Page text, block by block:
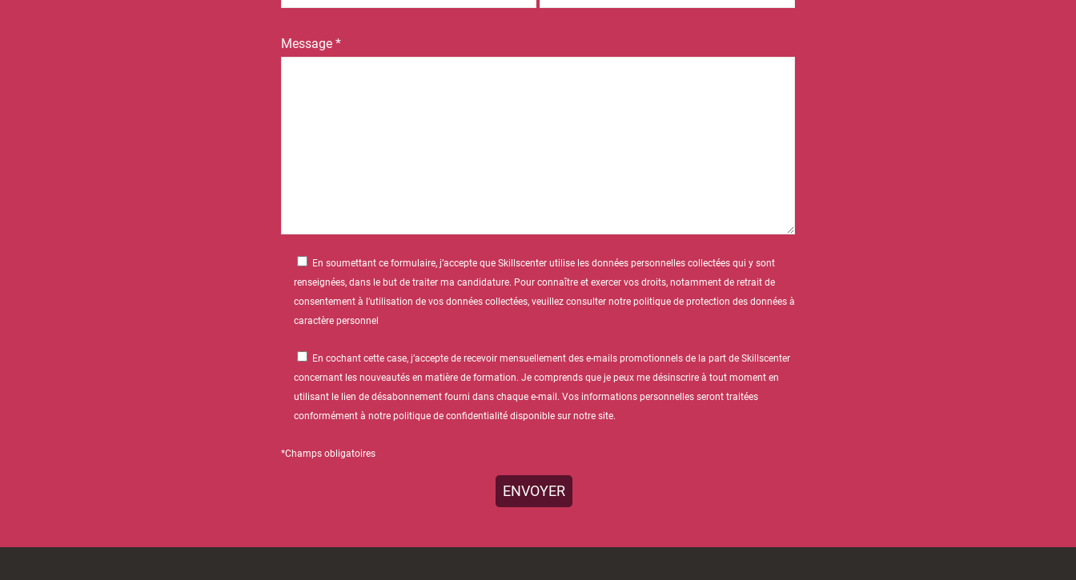
Message *
En soumettant ce formulaire, j’accepte que Skillscenter utilise les données personnelles collectées qui y sont
renseignées, dans le but de traiter ma candidature. Pour connaître et exercer vos droits, notamment de retrait de
consentement à l’utilisation de vos données collectées, veuillez consulter notre politique de protection des données à
caractère personnel
En cochant cette case, j’accepte de recevoir mensuellement des e-mails promotionnels de la part de Skillscenter
concernant les nouveautés en matière de formation. Je comprends que je peux me désinscrire à tout moment en
utilisant le lien de désabonnement fourni dans chaque e-mail. Vos informations personnelles seront traitées
conformément à notre politique de confidentialité disponible sur notre site.
*Champs obligatoires